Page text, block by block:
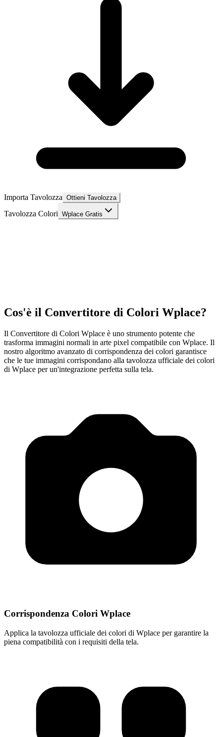
Importa Tavolozza Ottieni Tavolozza
Tavolozza Colori Wplace Gratis
Cos'è il Convertitore di Colori Wplace?
Il Convertitore di Colori Wplace è uno strumento potente che
trasforma immagini normali in arte pixel compatibile con Wplace. Il
nostro algoritmo avanzato di corrispondenza dei colori garantisce
che le tue immagini corrispondano alla tavolozza ufficiale dei colori
di Wplace per un'integrazione perfetta sulla tela.
Corrispondenza Colori Wplace
Applica la tavolozza ufficiale dei colori di Wplace per garantire la
piena compatibilità con i requisiti della tela.